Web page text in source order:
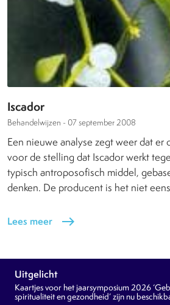
Iscador
Behandelwijzen - 07 september 2008
Een nieuwe analyse zegt weer dat
voor de stelling dat Iscador werkt
typisch antroposofisch middel,
denken. De producent is het niet
Lees meer east
Uitgelicht
Kaartjes voor het jaarsymposium 2026
spiritualiteit en gezondheid’ zijn nu